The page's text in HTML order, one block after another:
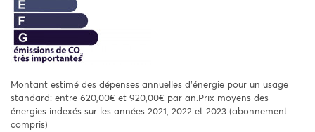
Montant estimé des dépenses annuelles d'énergie pour un usage
standard: entre 620,00€ et 920,00€ par an.Prix moyens des
énergies indexés sur les années 2021, 2022 et 2023 (abonnement
compris)